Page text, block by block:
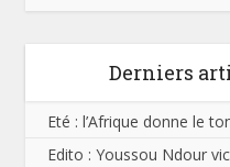
Derniers
Eté : l’Afrique donne le
Edito : Youssou Ndour